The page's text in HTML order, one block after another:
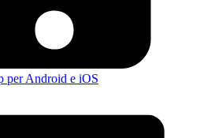
per Android e iOS